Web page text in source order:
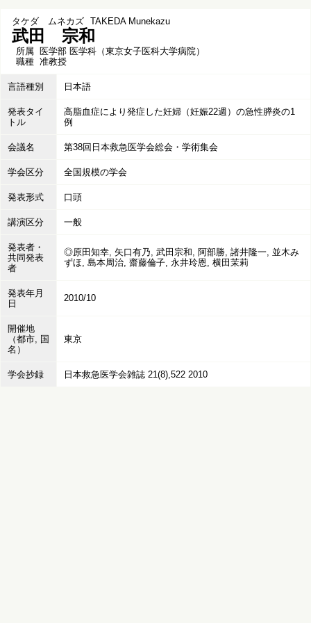
タケダ ムネカズ TAKEDA Munekazu
武田 宗和
所属 医学部 医学科（東京女子医科大学病院）
職種 准教授
言語種別 日本語
発表タイ
トル
高脂血症により発症した妊婦（妊娠22週）の急性膵炎の1
例
会議名 第38回日本救急医学会総会・学術集会
学会区分 全国規模の学会
発表形式 口頭
講演区分 一般
発表者・
共同発表
者
◎原田知幸, 矢口有乃, 武田宗和, 阿部勝, 諸井隆一, 並木み
ずほ, 島本周治, 齋藤倫子, 永井玲恩, 横田茉莉
発表年月
日
2010/10
開催地
（都市, 国
名）
東京
学会抄録 日本救急医学会雑誌 21(8),522 2010